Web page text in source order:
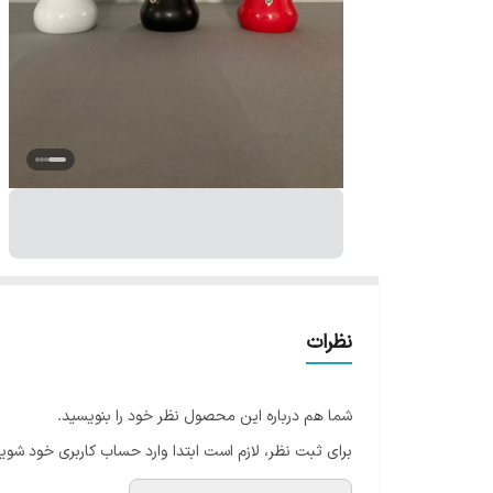
نظرات
شما هم درباره این محصول نظر خود را بنویسید.
برای ثبت نظر، لازم است ابتدا وارد حساب کاربری خود